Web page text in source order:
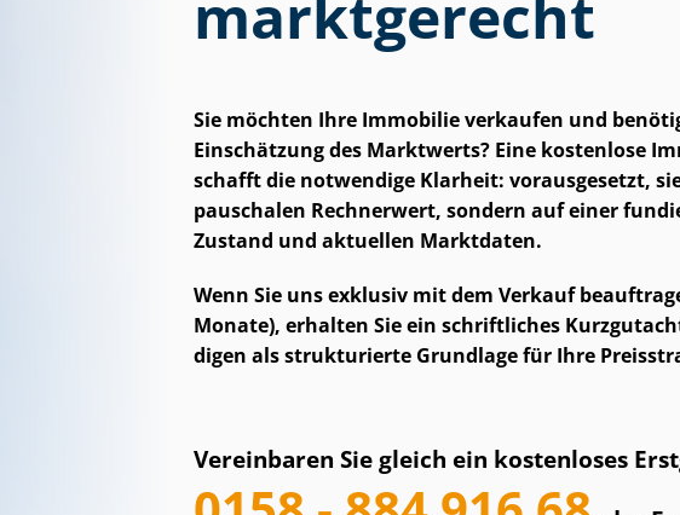
marktgerecht
Sie möchten Ihre Immobilie verkaufen und
Einschätzung des Marktwerts? Eine kostenlose
schafft die notwendige Klarheit: vorausgesetzt,
pauschalen Rechnerwert, sondern auf einer
Zustand und aktuellen Marktdaten.
Wenn Sie uns exklusiv mit dem Verkauf
Monate), erhalten Sie ein schriftliches
di­gen als strukturierte Grundlage für Ihre
Vereinbaren Sie gleich ein kostenloses